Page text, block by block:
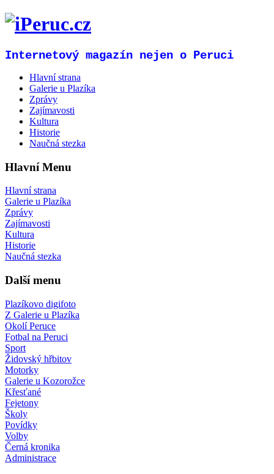
Internetový magazín nejen o Peruci
Hlavní strana
Galerie u Plazíka
Zprávy
Zajímavosti
Kultura
Historie
Naučná stezka
Hlavní Menu
Hlavní strana
Galerie u Plazíka
Zprávy
Zajímavosti
Kultura
Historie
Naučná stezka
Další menu
Plazíkovo digifoto
Z Galerie u Plazíka
Okolí Peruce
Fotbal na Peruci
Sport
Židovský hřbitov
Motorky
Galerie u Kozorožce
Křesťané
Fejetony
Školy
Povídky
Volby
Černá kronika
Administrace